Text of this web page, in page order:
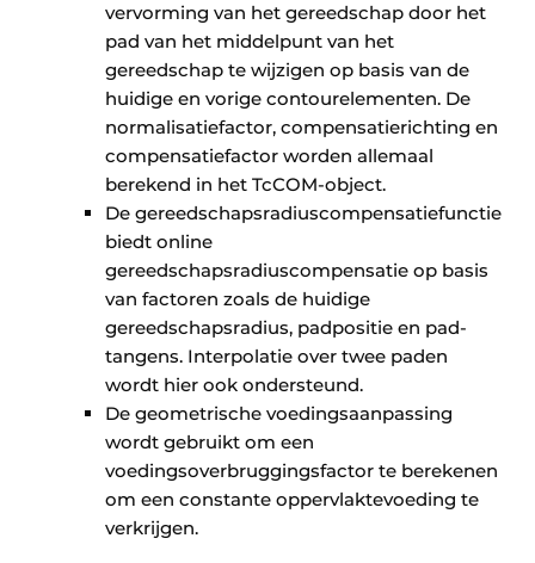
vervorming van het gereedschap door het
pad van het middelpunt van het
gereedschap te wijzigen op basis van de
huidige en vorige contourelementen. De
normalisatiefactor, compensatierichting en
compensatiefactor worden allemaal
berekend in het TcCOM-object.
De gereedschapsradiuscompensatiefunctie
biedt online
gereedschapsradiuscompensatie op basis
van factoren zoals de huidige
gereedschapsradius, padpositie en pad-
tangens. Interpolatie over twee paden
wordt hier ook ondersteund.
De geometrische voedingsaanpassing
wordt gebruikt om een
voedingsoverbruggingsfactor te berekenen
om een constante oppervlaktevoeding te
verkrijgen.